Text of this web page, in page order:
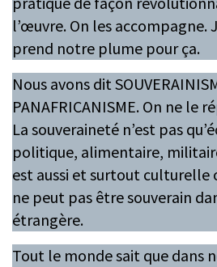
l’œuvre. On les accompagne.
prend notre plume pour ça.
Nous avons dit
PANAFRICANISME. On ne le
La souveraineté n’est pas
politique, alimentaire,
est aussi et surtout culturelle
ne peut pas être souverain
étrangère.
Tout le monde sait que dans